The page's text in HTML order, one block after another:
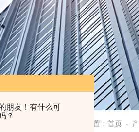
朋友！有什么可
？
当前位置：首页 -